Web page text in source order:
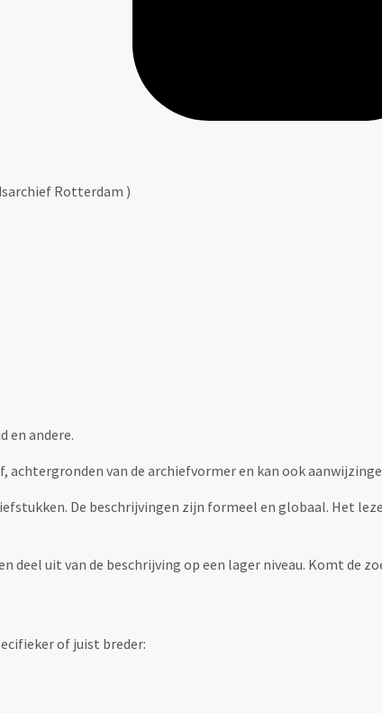
Rotterdam )
en andere.
van de archiefvormer en kan ook
De beschrijvingen zijn formeel en globaal. Het
uit van de beschrijving op een lager niveau. Komt de
of juist breder: